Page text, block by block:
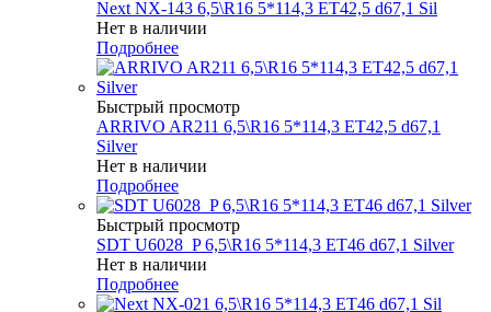
Next NX-143 6,5\R16 5*114,3 ET42,5 d67,1 Sil
Нет в наличии
Подробнее
Быстрый просмотр
ARRIVO AR211 6,5\R16 5*114,3 ET42,5 d67,1
Silver
Нет в наличии
Подробнее
Быстрый просмотр
SDT U6028_P 6,5\R16 5*114,3 ET46 d67,1 Silver
Нет в наличии
Подробнее